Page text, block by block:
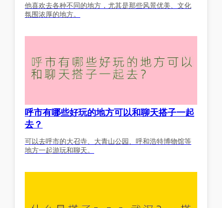
他喜欢去各种不同的地方，尤其是那些风景优美、文化
氛围浓厚的地方。
呼市有哪些好玩的地方可以和聊天搭子一起
去？
可以去呼市的大召寺、大青山公园、呼和浩特博物馆等
地方一起游玩和聊天。